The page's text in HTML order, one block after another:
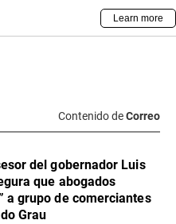
Contenido deCorreo
del gobernador Luis
que abogados
a grupo de comerciantes
Grau